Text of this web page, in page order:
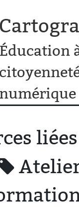
Éducation
numérique